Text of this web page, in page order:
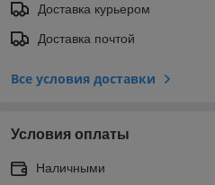
Доставка курьером
Доставка почтой
Все условия доставки
Условия оплаты
Наличными